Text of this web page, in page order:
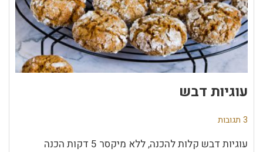
עוגיות דבש
3 תגובות
עוגיות דבש קלות להכנה, ללא מיקסר 5 דקות הכנה